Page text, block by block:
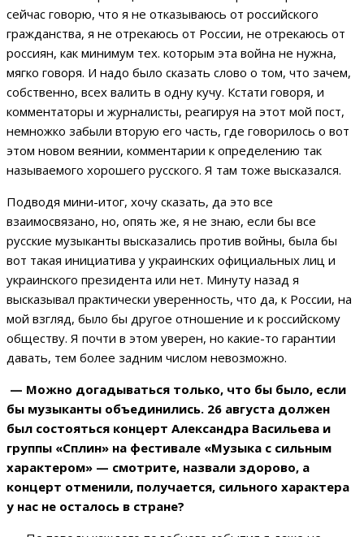
сейчас говорю, что я не отказываюсь от российского
гражданства, я не отрекаюсь от России, не отрекаюсь от
россиян, как минимум тех. которым эта война не нужна,
мягко говоря. И надо было сказать слово о том, что зачем,
собственно, всех валить в одну кучу. Кстати говоря, и
комментаторы и журналисты, реагируя на этот мой пост,
немножко забыли вторую его часть, где говорилось о вот
этом новом веянии, комментарии к определению так
называемого хорошего русского. Я там тоже высказался.
Подводя мини-итог, хочу сказать, да это все
взаимосвязано, но, опять же, я не знаю, если бы все
русские музыканты высказались против войны, была бы
вот такая инициатива у украинских официальных лиц и
украинского президента или нет. Минуту назад я
высказывал практически уверенность, что да, к России, на
мой взгляд, было бы другое отношение и к российскому
обществу. Я почти в этом уверен, но какие-то гарантии
давать, тем более задним числом невозможно.
— Можно догадываться только, что бы было, если
бы музыканты объединились. 26 августа должен
был состояться концерт Александра Васильева и
группы «Сплин» на фестивале «Музыка с сильным
характером» — смотрите, назвали здорово, а
концерт отменили, получается, сильного характера
у нас не осталось в стране?